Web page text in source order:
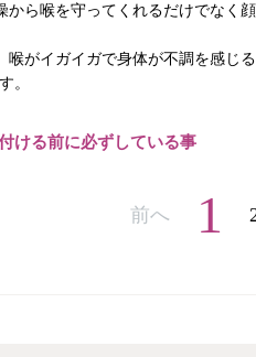
ら喉を守ってくれるだけでなく
喉がイガイガで身体が不調を感じ
。
ける前に必ずしている事
前へ 1